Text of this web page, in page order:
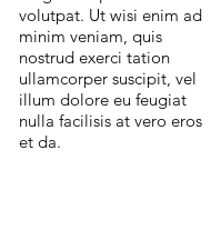
volutpat. Ut wisi enim ad
minim veniam, quis
nostrud exerci tation
ullamcorper suscipit, vel
illum dolore eu feugiat
nulla facilisis at vero eros
et da.